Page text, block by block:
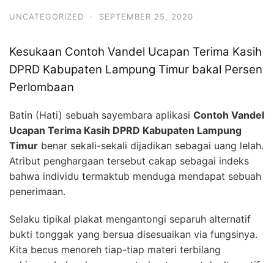
UNCATEGORIZED · SEPTEMBER 25, 2020
Kesukaan Contoh Vandel Ucapan Terima Kasih
DPRD Kabupaten Lampung Timur bakal Persen
Perlombaan
Batin (Hati) sebuah sayembara aplikasi Contoh Vandel
Ucapan Terima Kasih DPRD Kabupaten Lampung
Timur benar sekali-sekali dijadikan sebagai uang lelah.
Atribut penghargaan tersebut cakap sebagai indeks
bahwa individu termaktub menduga mendapat sebuah
penerimaan.
Selaku tipikal plakat mengantongi separuh alternatif
bukti tonggak yang bersua disesuaikan via fungsinya.
Kita becus menoreh tiap-tiap materi terbilang